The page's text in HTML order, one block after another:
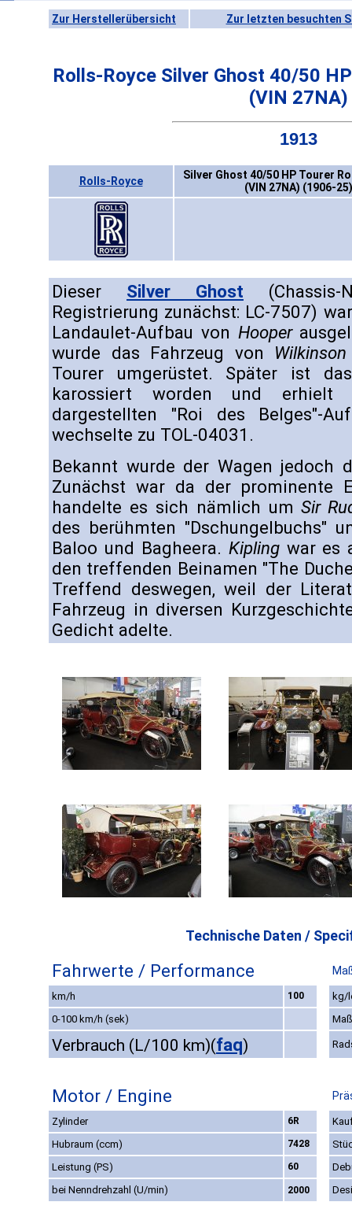
Zur Herstellerübersicht Zur letzten besuchten
Rolls-Royce Silver Ghost 40/50
(VIN 27NA)
1913
Rolls-Royce
Silver Ghost 40/50 HP Tourer
(VIN 27NA) (1906-25)
Dieser Silver Ghost (Chassis-
Registrierung zunächst: LC-7507)
Landaulet-Aufbau von Hooper
wurde das Fahrzeug von Wilkinson
Tourer umgerüstet. Später ist
karossiert worden und
dargestellten "Roi des Belges"-
wechselte zu TOL-04031.
Bekannt wurde der Wagen jedoch
Zunächst war da der prominente
handelte es sich nämlich umSir
des berühmten "Dschungelbuchs"
Baloo und Bagheera. Kiplingwar es
den treffenden Beinamen "The
Treffend deswegen, weil der
Fahrzeug in diversen
Gedicht adelte.
Technische Daten /
Fahrwerte / Performance
km/h 100
kg/
0-100 km/h (sek)
Verbrauch (L/100 km)(faq)
Motor / Engine
Zylinder 6R
Hubraum (ccm)
7428
Leistung (PS)
60
bei Nenndrehzahl (U/min)
2000